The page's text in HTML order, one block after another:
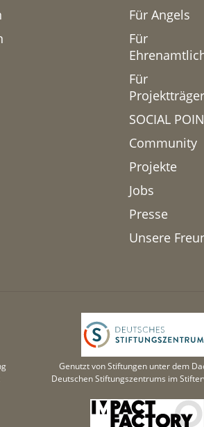
Für Angels
Für
Für
Projektträger
SOCIAL
Community
Projekte
Jobs
Presse
Unsere
Genutzt von Stiftungen unter dem
Deutschen Stiftungszentrums im